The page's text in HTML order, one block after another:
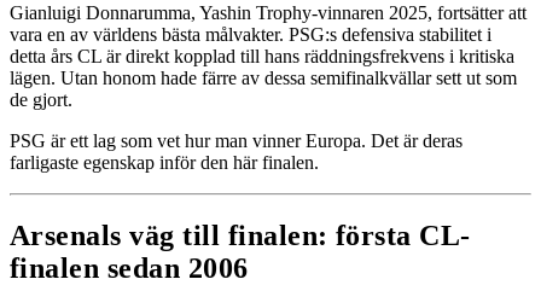
Gianluigi Donnarumma, Yashin Trophy-vinnaren 2025, fortsätter att
vara en av världens bästa målvakter. PSG:s defensiva stabilitet i
detta års CL är direkt kopplad till hans räddningsfrekvens i kritiska
lägen. Utan honom hade färre av dessa semifinalkvällar sett ut som
de gjort.
PSG är ett lag som vet hur man vinner Europa. Det är deras
farligaste egenskap inför den här finalen.
Arsenals väg till finalen: första CL-
finalen sedan 2006